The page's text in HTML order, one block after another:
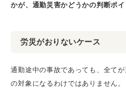
かが、通勤災害かどうかの判断ポイ
労災がおりないケース
通勤途中の事故であっても、全て
の対象になるわけではありません。